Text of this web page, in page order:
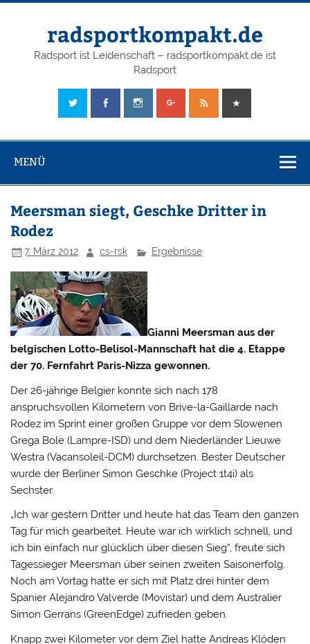
radsportkompakt.de
Radsport ist Leidenschaft – radsportkompakt.de ist
Radsport
MENÜ
Meersman siegt, Geschke Dritter in
Rodez
7. März 2012 cs-rsk Ergebnisse
Gianni Meersman aus der
belgischen Lotto-Belisol-Mannschaft hat die 4. Etappe
der 70. Fernfahrt Paris-Nizza gewonnen.
Der 26-jährige Belgier konnte sich nach 178
anspruchsvollen Kilometern von Brive-la-Gaillarde nach
Rodez im Sprint einer großen Gruppe vor dem Slowenen
Grega Bole (Lampre-ISD) und dem Niederländer Lieuwe
Westra (Vacansoleil-DCM) durchsetzen. Bester Deutscher
wurde der Berliner Simon Geschke (Project 1t4i) als
Sechster.
„Ich war gestern Dritter und heute hat das Team den ganzen
Tag für mich gearbeitet. Heute war ich wirklich schnell, und
ich bin einfach nur glücklich über diesen Sieg“, freute sich
Tagessieger Meersman über seinen zweiten Saisonerfolg.
Noch am Vortag hatte er sich mit Platz drei hinter dem
Spanier Alejandro Valverde (Movistar) und dem Australier
Simon Gerrans (GreenEdge) zufrieden geben.
Knapp zwei Kilometer vor dem Ziel hatte Andreas Klöden